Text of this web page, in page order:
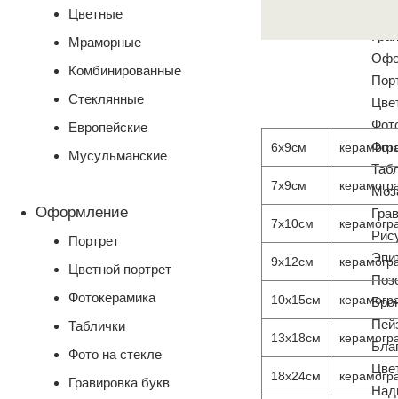
Цветные
Мраморные
Комбинированные
Стеклянные
Европейские
Мусульманские
Оформление
Портрет
Цветной портрет
Фотокерамика
Таблички
Фото на стекле
Гравировка букв
6х9см
7х9см
7х10см
9х12см
10х15см
13х18см
18х24см